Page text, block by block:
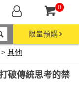
0
限量預購
> 其他
破傳統思考的禁